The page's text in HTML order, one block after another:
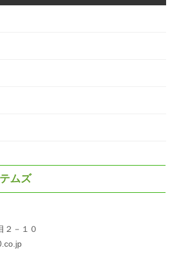
ムズ
２－１０